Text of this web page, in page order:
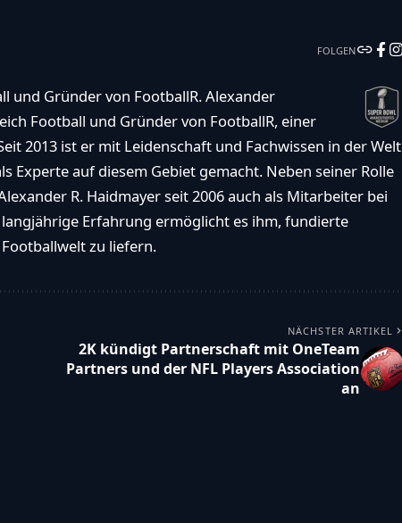
FOLGEN
und Gründer von FootballR. Alexander
Football und Gründer von FootballR, einer
2013 ist er mit Leidenschaft und Fachwissen in der Welt
Experte auf diesem Gebiet gemacht. Neben seiner Rolle
R. Haidmayer seit 2006 auch als Mitarbeiter bei
Erfahrung ermöglicht es ihm, fundierte
zu liefern.
NÄCHSTER ARTIKEL
2K kündigt Partnerschaft mit OneTeam
Partners und der NFL Players Association
an